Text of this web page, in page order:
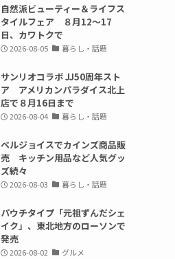
自然派ビューティー＆ライフス
タイルフェア ８月12～17
日、カワトクで
2026-08-05 暮らし・話題
サンリオコラボ JJ50周年スト
ア アメリカンパラダイス北上
店で８月16日まで
2026-08-04 暮らし・話題
ベルジョイスでカインズ商品販
売 キッチン用品など人気グッ
ズ続々
2026-08-03 暮らし・話題
パウチタイプ「元祖ずんだシェ
イク」、東北地方のローソンで
発売
2026-08-02 グルメ